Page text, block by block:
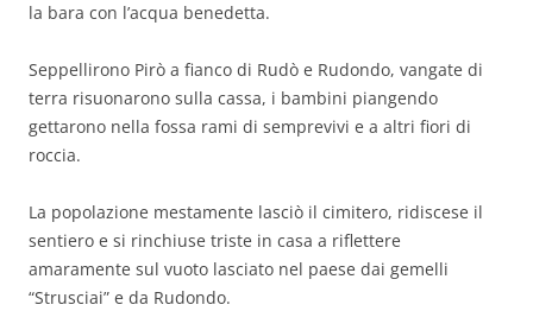
la bara con l’acqua benedetta.
Seppellirono Pirò a fianco di Rudò e Rudondo, vangate di
terra risuonarono sulla cassa, i bambini piangendo
gettarono nella fossa rami di semprevivi e a altri fiori di
roccia.
La popolazione mestamente lasciò il cimitero, ridiscese il
sentiero e si rinchiuse triste in casa a riflettere
amaramente sul vuoto lasciato nel paese dai gemelli
“Strusciai” e da Rudondo.